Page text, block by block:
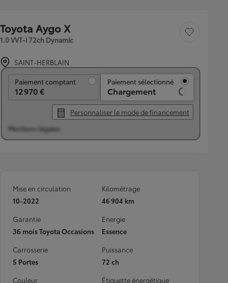
Toyota Aygo X
1.0 VVT-i 72ch Dynamic
Sauvegarder le
SAINT-HERBLAIN
Paiement comptant
12 970 €
Paiement sélectionné
Chargement
Personnaliser le mode de financement
Mentions légales
Mise en circulation
10-2022
Kilométrage
46 904 km
Garantie
36 mois Toyota Occasions
Energie
Essence
Carrosserie
5 Portes
Puissance
72 ch
Couleur
Étiquette énergétique